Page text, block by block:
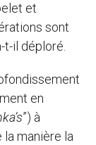
et
sont
t-il déploré.
en
”) à
la manière la